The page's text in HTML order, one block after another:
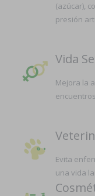
(azúcar),
presión
Vida
Mejora la
Evita
una vida